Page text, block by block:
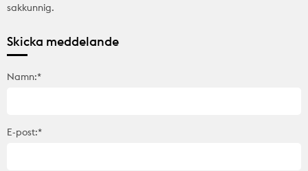
sakkunnig.
Skicka meddelande
Namn:*
E-post:*